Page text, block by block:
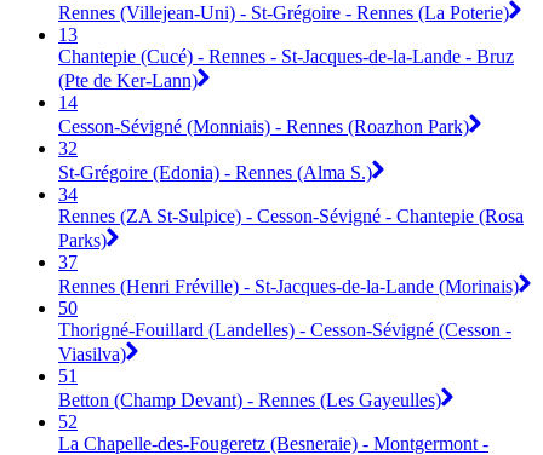
Rennes (Villejean-Uni) - St-Grégoire - Rennes (La Poterie)
13
Chantepie (Cucé) - Rennes - St-Jacques-de-la-Lande - Bruz
(Pte de Ker-Lann)
14
Cesson-Sévigné (Monniais) - Rennes (Roazhon Park)
32
St-Grégoire (Edonia) - Rennes (Alma S.)
34
Rennes (ZA St-Sulpice) - Cesson-Sévigné - Chantepie (Rosa
Parks)
37
Rennes (Henri Fréville) - St-Jacques-de-la-Lande (Morinais)
50
Thorigné-Fouillard (Landelles) - Cesson-Sévigné (Cesson -
Viasilva)
51
Betton (Champ Devant) - Rennes (Les Gayeulles)
52
La Chapelle-des-Fougeretz (Besneraie) - Montgermont -